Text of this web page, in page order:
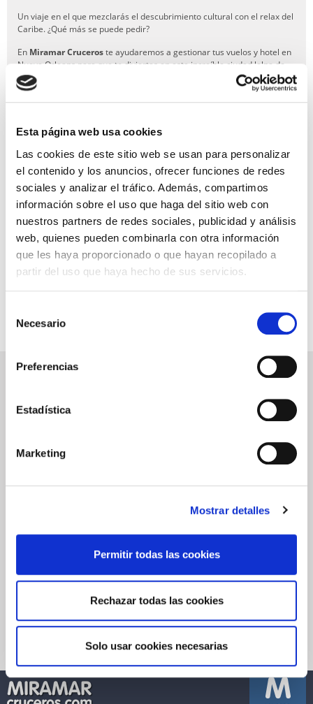
Esta página web usa cookies
Las cookies de este sitio web se usan para personalizar
el contenido y los anuncios, ofrecer funciones de redes
sociales y analizar el tráfico. Además, compartimos
información sobre el uso que haga del sitio web con
nuestros partners de redes sociales, publicidad y análisis
web, quienes pueden combinarla con otra información
que les haya proporcionado o que hayan recopilado a
partir del uso que haya hecho de sus servicios.
Necesario
Preferencias
Estadística
Marketing
Mostrar detalles
Permitir todas las cookies
Rechazar todas las cookies
Solo usar cookies necesarias
Un viaje en el que mezclarás el descubrimiento cultural con el relax del
Caribe. ¿Qué más se puede pedir?
En Miramar Cruceroste ayudaremos a gestionar tus vuelos y hotel en
Nueva Orleans para que te diviertas en esta increíble ciudad lelna de
cultura, diversión, música y una cautivadora gastronomía. Si no visitas
el Barrio Francés, será como si no hubieras estado en Nueva Orleans.
GARANTÍA DE PAGO
RESERVAS MIRAMAR
SEGURO DE VIAJE
INFORMACIÓN ÚTIL
Déjanos tu email y recibirás promociones y las últimas novedades en
cruceros:
SERVICIOS
Financiación
Información útil
ASPECTOS
LEGALES
Política de Cookies
Quienes somos
Política de Privacidad
Términos de Uso y Aviso Legal